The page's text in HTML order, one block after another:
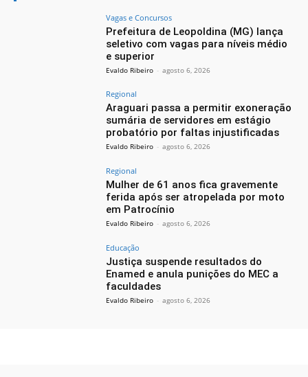
Vagas e Concursos
Prefeitura de Leopoldina (MG) lança
seletivo com vagas para níveis médio
e superior
Evaldo Ribeiro - agosto 6, 2026
Regional
Araguari passa a permitir exoneração
sumária de servidores em estágio
probatório por faltas injustificadas
Evaldo Ribeiro - agosto 6, 2026
Regional
Mulher de 61 anos fica gravemente
ferida após ser atropelada por moto
em Patrocínio
Evaldo Ribeiro - agosto 6, 2026
Educação
Justiça suspende resultados do
Enamed e anula punições do MEC a
faculdades
Evaldo Ribeiro - agosto 6, 2026